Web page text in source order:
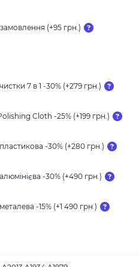
(+95 грн.)
7 в 1 -30% (+279 грн.)
Cloth -25% (+199 грн.)
-30% (+280 грн.)
-30% (+490 грн.)
-15% (+1 490 грн.)